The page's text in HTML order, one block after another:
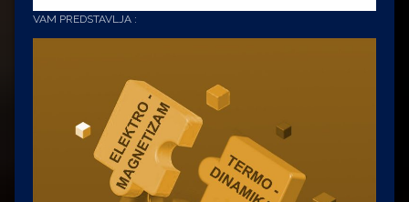
VAM PREDSTAVLJA :